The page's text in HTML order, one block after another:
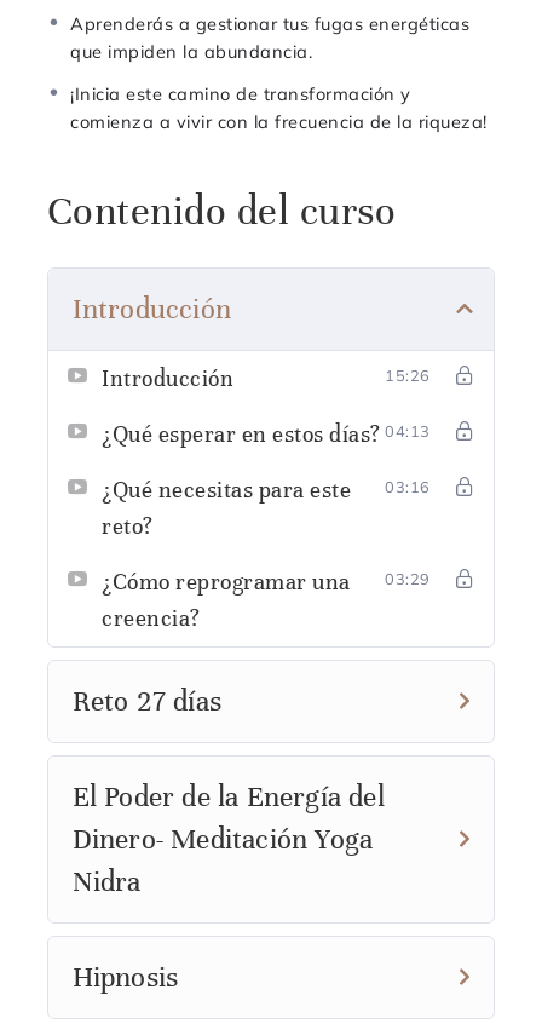
Aprenderás a gestionar tus fugas energéticas
que impiden la abundancia.
¡Inicia este camino de transformación y
comienza a vivir con la frecuencia de la riqueza!
Contenido del curso
Introducción
Introducción 15:26
¿Qué esperar en estos días? 04:13
¿Qué necesitas para este
reto?
03:16
¿Cómo reprogramar una
creencia?
03:29
Reto 27 días
El Poder de la Energía del
Dinero- Meditación Yoga
Nidra
Hipnosis